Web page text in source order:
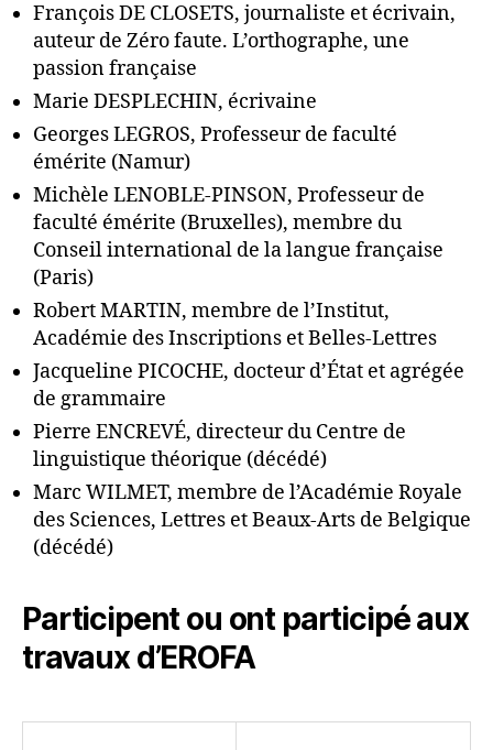
François DE CLOSETS, journaliste et écrivain,
auteur de Zéro faute. L’orthographe, une
passion française
Marie DESPLECHIN, écrivaine
Georges LEGROS, Professeur de faculté
émérite (Namur)
Michèle LENOBLE-PINSON, Professeur de
faculté émérite (Bruxelles), membre du
Conseil international de la langue française
(Paris)
Robert MARTIN, membre de l’Institut,
Académie des Inscriptions et Belles-Lettres
Jacqueline PICOCHE, docteur d’État et agrégée
de grammaire
Pierre ENCREVÉ, directeur du Centre de
linguistique théorique (décédé)
Marc WILMET, membre de l’Académie Royale
des Sciences, Lettres et Beaux-Arts de Belgique
(décédé)
Participent ou ont participé aux
travaux d’EROFA